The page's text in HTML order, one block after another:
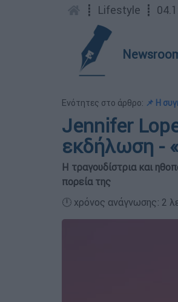
┋ Lifestyle ┋
Ενότητες στο άρθρο: 📌 Η
Jennifer
εκδήλωση -
Η τραγουδίστρια και
πορεία της
🕛 χρόνος ανάγνωσης: